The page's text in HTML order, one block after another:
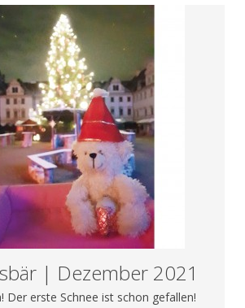
| Dezember 2021
Der erste Schnee ist schon gefallen!